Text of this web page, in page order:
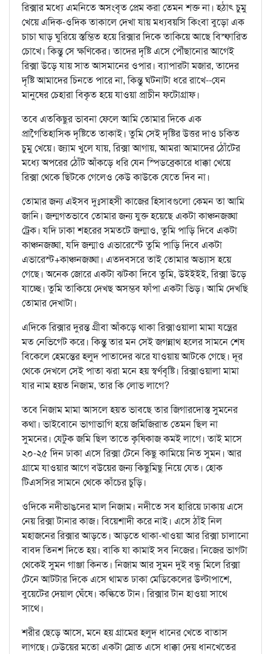
রিক্সার মধ্যে এমনিতে অসংবৃত প্রেম করা তেমন শক্ত না। হঠাৎ চুমু
খেয়ে এদিক-ওদিক তাকালে দেখা যায় মধ্যবয়সি কিংবা বুড়ো এক
চাচা ঘাড় ঘুরিয়ে স্তম্ভিত হয়ে রিক্সার দিকে তাকিয়ে আছে বিস্ফারিত
চোখে। কিন্তু সে ক্ষণিকের। তাদের দৃষ্টি এসে পৌঁছানোর আগেই
রিক্সা উড়ে যায় সাত আসমানের ওপার। ব্যাপারটা মজার, তাদের
দৃষ্টি আমাদের চিনতে পারে না, কিন্তু ঘটনাটা ধরে রাখে--যেন
মানুষের চেহারা বিকৃত হয়ে যাওয়া প্রাচীন ফটোগ্রাফ।
তবে এতকিছুর ভাবনা ফেলে আমি তোমার দিকে এক
প্রাগৈতিহাসিক দৃষ্টিতে তাকাই। তুমি সেই দৃষ্টির উত্তর দাও চকিত
চুমু খেয়ে। জ্যাম খুলে যায়, রিক্সা আগায়, আমরা আমাদের ঠোঁটের
মধ্যে অপরের ঠোঁট আঁকড়ে ধরি যেন স্পিডব্রেকারে ধাক্কা খেয়ে
রিক্সা থেকে ছিটকে গেলেও কেউ কাউকে যেতে দিব না।
তোমার জন্য এইসব দুঃসাহসী কাজের হিসাবগুলো কেমন তা আমি
জানি। জন্মগতভাবে তোমার জন্য যুক্ত হয়েছে একটা কাঞ্চনজঙ্ঘা
ট্রেক। যদি ঢাকা শহরের সমতটে জন্মাও, তুমি পাড়ি দিবে একটা
কাঞ্চনজঙ্ঘা, যদি জন্মাও এভারেস্টে তুমি পাড়ি দিবে একটা
এভারেস্ট+কাঞ্চনজঙ্ঘা। এতদবসরে তাই তোমার অভ্যাস হয়ে
গেছে। অনেক জোরে একটা ঝটকা দিবে তুমি, উইইইই, রিক্সা উড়ে
যাচ্ছে। তুমি তাকিয়ে দেখছ অসম্ভব ফাঁপা একটা ভিড়। আমি দেখছি
তোমার দেখাটা।
এদিকে রিক্সার দুরন্ত গ্রীবা আঁকড়ে থাকা রিক্সাওয়ালা মামা যন্ত্রের
মত নেভিগেট করে। কিন্তু তার মন সেই জগন্নাথ হলের সামনে শেষ
বিকেলে হেমন্তের হলুদ পাতাদের ঝরে যাওয়ায় আটকে গেছে। দূর
থেকে দেখলে সেই পাতা ঝরা মনে হয় স্বর্ণবৃষ্টি। রিক্সাওয়ালা মামা
যার নাম হয়ত নিজাম, তার কি লোভ লাগে?
তবে নিজাম মামা আসলে হয়ত ভাবছে তার জিগারদোস্ত সুমনের
কথা। ভাইবোনে ভাগাভাগি হয়ে জমিজিরাত তেমন ছিল না
সুমনের। যেটুক জমি ছিল তাতে কৃষিকাজ কমই লাগে। তাই মাসে
২০-২৫ দিন ঢাকা এসে রিক্সা টেনে কিছু কামিয়ে নিত সুমন। আর
গ্রামে যাওয়ার আগে বউয়ের জন্য কিছুমিছু নিয়ে যেত। হোক
টিএসসির সামনে থেকে কাঁচের চুড়ি।
ওদিকে নদীভাঙনের মাল নিজাম। নদীতে সব হারিয়ে ঢাকায় এসে
নেয় রিক্সা টানার কাজ। বিয়েশাদী করে নাই। এসে ঠাঁই নিল
মহাজনের রিক্সার আড়তে। আড়তে থাকা-খাওয়া আর রিক্সা চালানো
বাবদ তিনশ দিতে হয়। বাকি যা কামাই সব নিজের। নিজের ভাগটা
থেকেই সুমন গাঞ্জা কিনত। নিজাম আর সুমন দুই বন্ধু মিলে রিক্সা
টেনে আটটার দিকে এসে থামত ঢাকা মেডিকেলের উল্টাপাশে,
বুয়েটের দেয়াল ঘেঁষে। কল্কিতে টান। রিক্সার টান হাওয়া সাথে
সাথে।
শরীর ছেড়ে আসে, মনে হয় গ্রামের হলুদ ধানের খেতে বাতাস
লাগছে। ঢেউয়ের মতো একটা স্রোত এসে ধাক্কা দেয় ধানখেতের